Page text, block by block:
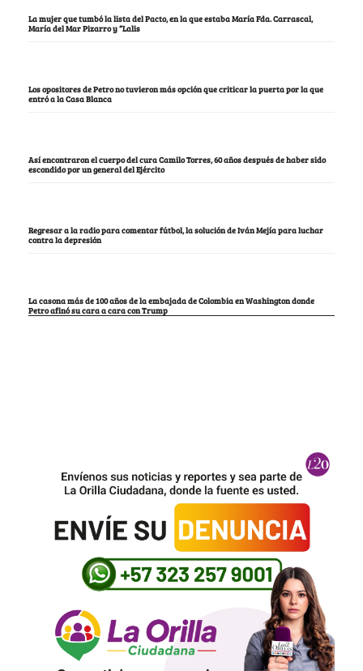
La mujer que tumbó la lista del Pacto, en la que estaba María Fda. Carrascal,
María del Mar Pizarro y “Lalis
Los opositores de Petro no tuvieron más opción que criticar la puerta por la que
entró a la Casa Blanca
Así encontraron el cuerpo del cura Camilo Torres, 60 años después de haber sido
escondido por un general del Ejército
Regresar a la radio para comentar fútbol, la solución de Iván Mejía para luchar
contra la depresión
La casona más de 100 años de la embajada de Colombia en Washington donde
Petro afinó su cara a cara con Trump